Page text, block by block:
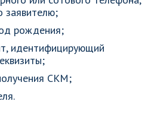
заявителю;
рождения;
идентифицирующий
СКМ;